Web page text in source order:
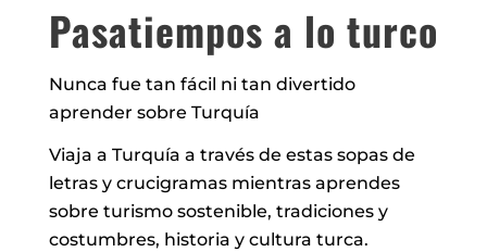
Pasatiempos a lo turco
Nunca fue tan fácil ni tan divertido
aprender sobre Turquía
Viaja a Turquía a través de estas sopas de
letras y crucigramas mientras aprendes
sobre turismo sostenible, tradiciones y
costumbres, historia y cultura turca.